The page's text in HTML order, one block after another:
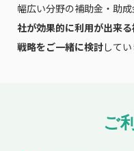
幅広い分野の補助金・助
社が効果的に利用が出来
戦略をご一緒に検討してい
ご